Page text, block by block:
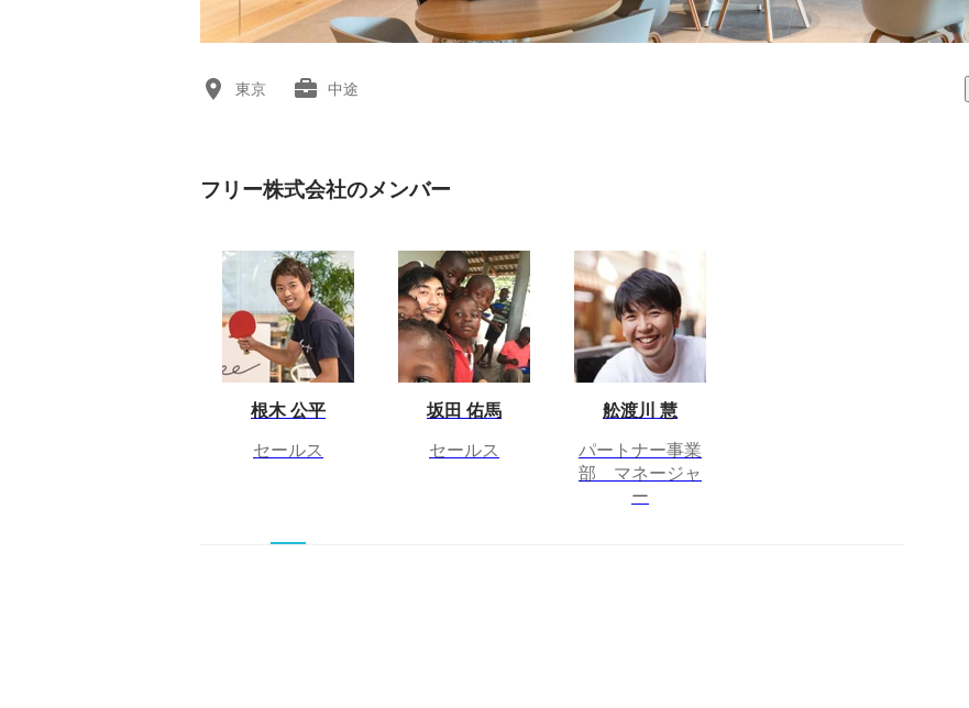
東京 中途
フリー株式会社のメンバー
根木 公平
セールス
坂田 佑馬
セールス
舩渡川 慧
パートナー事業
部 マネージャ
ー